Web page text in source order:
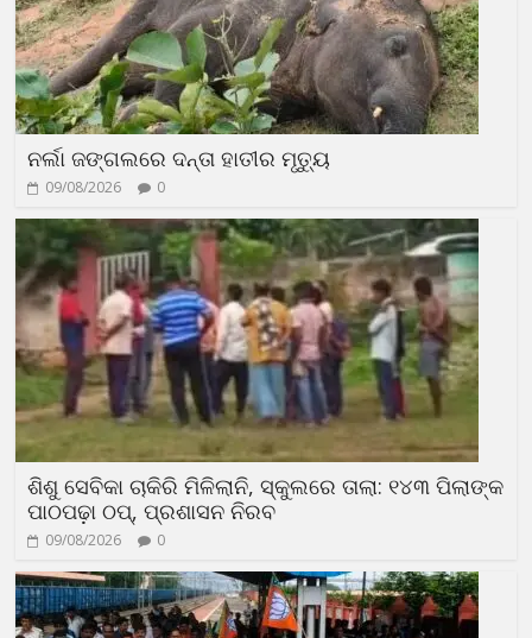
ନର୍ଲା ଜଙ୍ଗଲରେ ଦନ୍ତା ହାତୀର ମୃତ୍ୟୁ
09/08/2026 0
ଶିଶୁ ସେବିକା ଚାକିରି ମିଳିଲାନି, ସ୍କୁଲରେ ତାଲା: ୧୪୩ ପିଲାଙ୍କ
ପାଠପଢ଼ା ଠପ୍, ପ୍ରଶାସନ ନିରବ
09/08/2026 0